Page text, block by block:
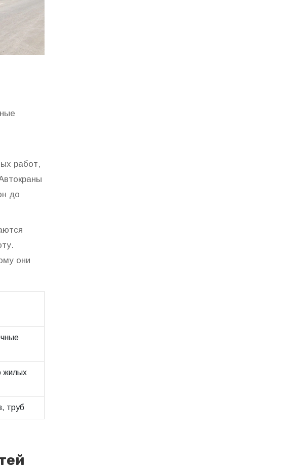
работ,
до
они
жилых
труб